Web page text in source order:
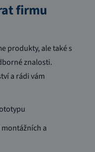
firmu
produkty, ale také s
znalosti.
a rádi vám
a